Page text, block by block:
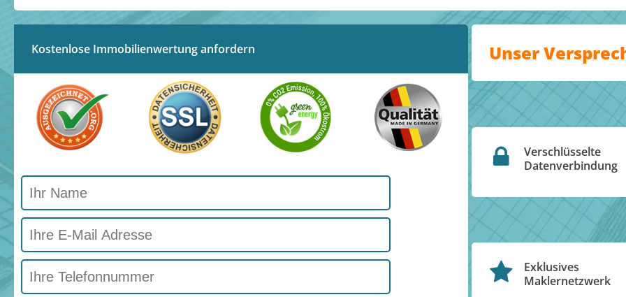
Kostenlose Immobilienwertung anfordern Unser
Verschlüsselte
Datenverbindung
Exklusives
Maklernetzwerk